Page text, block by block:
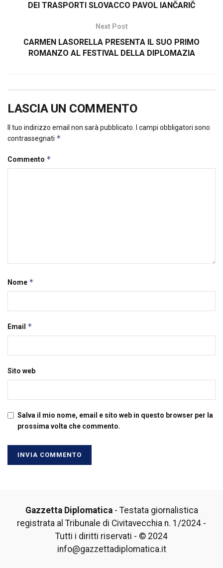
DEI TRASPORTI SLOVACCO PAVOL IANČARIČ
Next Post
CARMEN LASORELLA PRESENTA IL SUO PRIMO
ROMANZO AL FESTIVAL DELLA DIPLOMAZIA
LASCIA UN COMMENTO
Il tuo indirizzo email non sarà pubblicato.
I campi obbligatori sono
contrassegnati *
Commento *
Nome *
Email *
Sito web
Salva il mio nome, email e sito web in questo browser per la
prossima volta che commento.
Gazzetta Diplomatica- Testata giornalistica
registrata al Tribunale di Civitavecchia n. 1/2024 -
Tutti i diritti riservati - © 2024
info@gazzettadiplomatica.it